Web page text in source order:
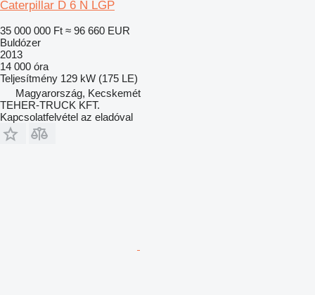
Caterpillar D 6 N LGP
35 000 000 Ft ≈ 96 660 EUR
Buldózer
2013
14 000 óra
Teljesítmény 129 kW (175 LE)
Magyarország, Kecskemét
TEHER-TRUCK KFT.
Kapcsolatfelvétel az eladóval